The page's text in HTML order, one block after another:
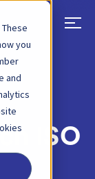
you
and
ISO